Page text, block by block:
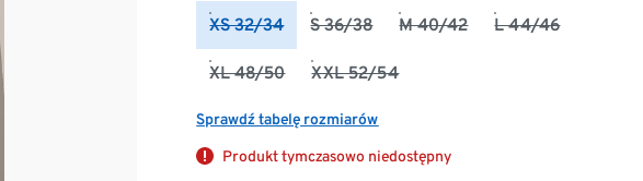
XS 32/34 S 36/38 M 40/42 L 44/46
XL 48/50 XXL 52/54
Sprawdź tabelę rozmiarów
Produkt tymczasowo niedostępny